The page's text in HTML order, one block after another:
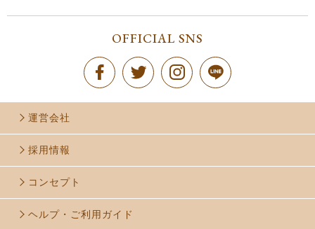
OFFICIAL SNS
運営会社
採用情報
コンセプト
ヘルプ・ご利用ガイド